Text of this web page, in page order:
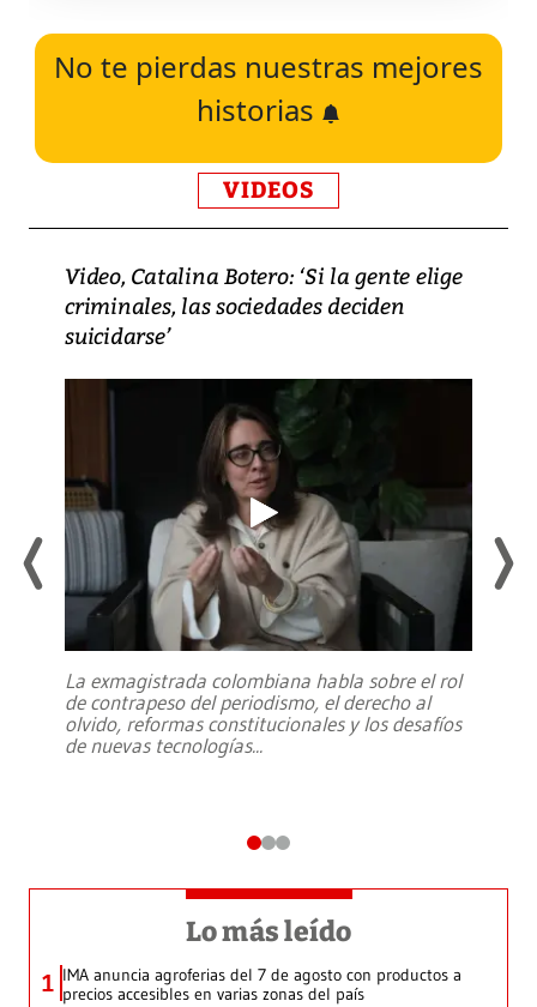
No te pierdas nuestras mejores
historias
VIDEOS
Video, Catalina Botero: ‘Si la gente elige
criminales, las sociedades deciden
suicidarse’
La exmagistrada colombiana habla sobre el rol
de contrapeso del periodismo, el derecho al
olvido, reformas constitucionales y los desafíos
de nuevas tecnologías...
Lo más leído
1 IMA anuncia agroferias del 7 de agosto con productos a
precios accesibles en varias zonas del país